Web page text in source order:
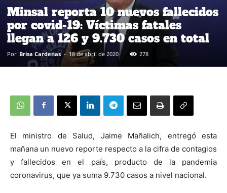
Minsal reporta 10 nuevos fallecidos
por covid-19: Víctimas fatales
llegan a 126 y 9.730 casos en total
Por Brisa Cardenas - 18 de abril de 2020 278
El ministro de Salud, Jaime Mañalich, entregó esta
mañana un nuevo reporte respecto a la cifra de contagios
y fallecidos en el país, producto de la pandemia
coronavirus, que ya suma 9.730 casos a nivel nacional.